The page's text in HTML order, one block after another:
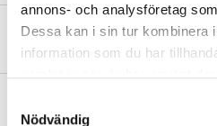
annons- och analysföretag
Dessa kan i sin tur kombinera
information som du har
Nödvändig
About the manufacturer